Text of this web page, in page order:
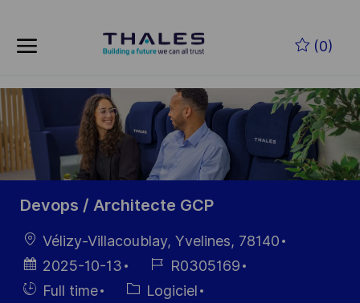
(0)
-
Devops / Architecte GCP
localisation
Vélizy-Villacoublay, Yvelines, 78140
Date
d’affichage
2025-10-13
Référence
du poste
R0305169
HiringFull time Catégorie
Logiciel